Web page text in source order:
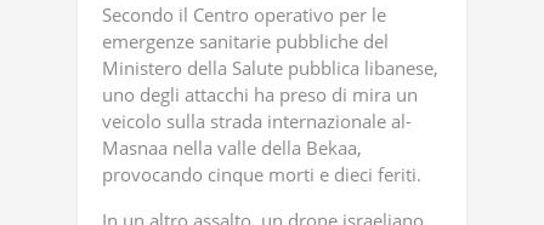
Secondo il Centro operativo per le
emergenze sanitarie pubbliche del
Ministero della Salute pubblica libanese,
uno degli attacchi ha preso di mira un
veicolo sulla strada internazionale al-
Masnaa nella valle della Bekaa,
provocando cinque morti e dieci feriti.
In un altro assalto, un drone israeliano